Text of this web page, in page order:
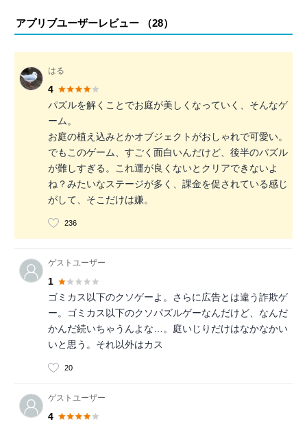
アプリブユーザーレビュー （28）
はる
4
パズルを解くことでお庭が美しくなっていく、そんなゲ
ーム。
お庭の植え込みとかオブジェクトがおしゃれで可愛い。
でもこのゲーム、すごく面白いんだけど、後半のパズル
が難しすぎる。これ運が良くないとクリアできないよ
ね？みたいなステージが多く、課金を促されている感じ
がして、そこだけは嫌。
236
ゲストユーザー
1
ゴミカス以下のクソゲーよ。さらに広告とは違う詐欺ゲ
ー。ゴミカス以下のクソパズルゲーなんだけど、なんだ
かんだ続いちゃうんよな…。庭いじりだけはなかなかい
いと思う。それ以外はカス
20
ゲストユーザー
4